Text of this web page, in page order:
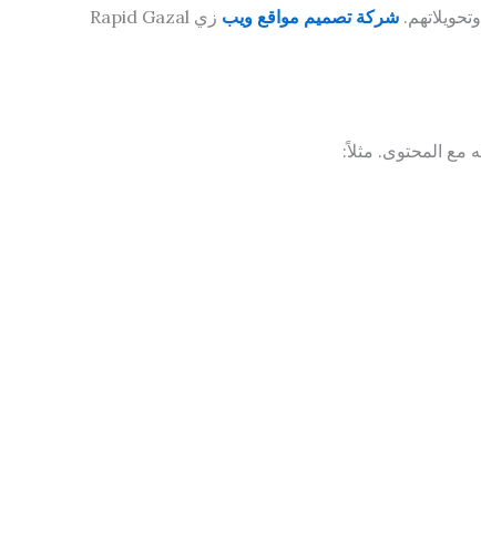
شركة تصميم مواقع ويب
زي Rapid Gazal
مع المحتوى. مثلاً: